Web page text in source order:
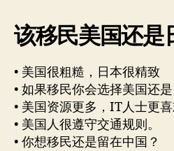
该移民美国还是
• 美国很粗糙，日本很精致
• 如果移民你会选择美国还是
• 美国资源更多，IT人士更
• 美国人很遵守交通规则。
• 你想移民还是留在中国？